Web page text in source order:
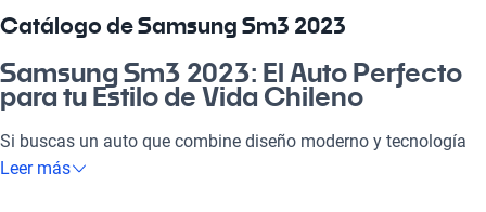
Catálogo de Samsung Sm3 2023
Samsung Sm3 2023: El Auto Perfecto
para tu Estilo de Vida Chileno
Si buscas un auto que combine diseño moderno y tecnología
innovadora, el Samsung Sm3 2023 es tu opción ideal. Este
Leer más